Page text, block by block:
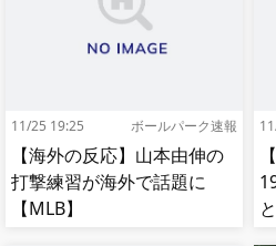
11/25 19:25 ボールパーク速報
【海外の反応】山本由伸の
打撃練習が海外で話題に
【MLB】